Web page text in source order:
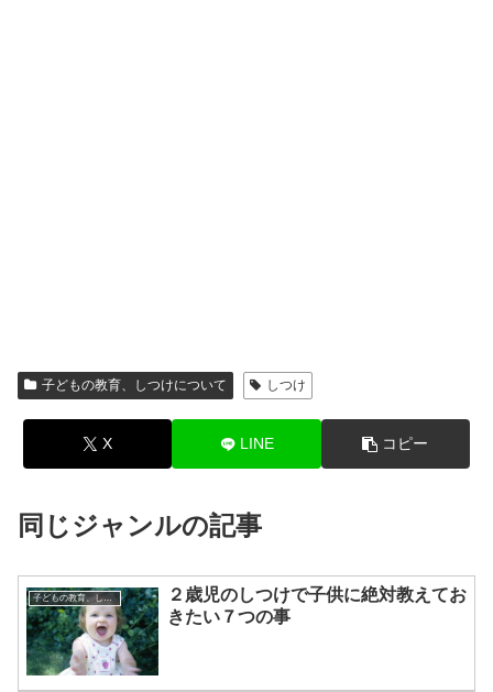
子どもの教育、しつけについて しつけ
X LINE コピー
同じジャンルの記事
子どもの教育、しつけについて
２歳児のしつけで子供に絶対教えてお
きたい７つの事